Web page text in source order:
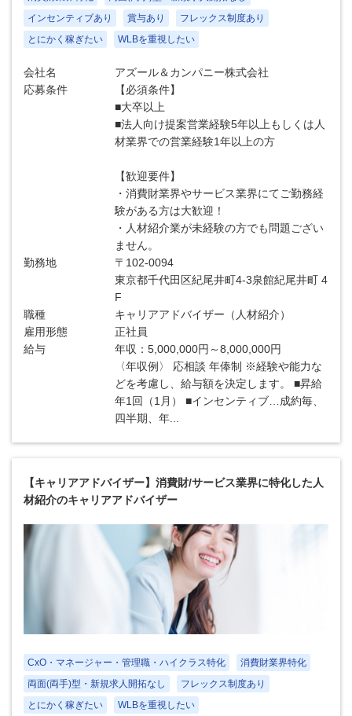
インセンティブあり
賞与あり
フレックス制度あり
とにかく稼ぎたい
WLBを重視したい
会社名
アズール＆カンパニー株式会社
応募条件
【必須条件】
■大卒以上
■法人向け提案営業経験5年以上もしくは人
材業界での営業経験1年以上の方
【歓迎要件】
・消費財業界やサービス業界にてご勤務経
験がある方は大歓迎！
・人材紹介業が未経験の方でも問題ござい
ません。
勤務地
〒102-0094
東京都千代田区紀尾井町4-3泉館紀尾井町 4
F
職種
キャリアアドバイザー（人材紹介）
雇用形態
正社員
給与
年収：5,000,000円～8,000,000円
〈年収例〉 応相談 年俸制 ※経験や能力な
どを考慮し、給与額を決定します。 ■昇給
年1回（1月） ■インセンティブ…成約毎、
四半期、年...
【キャリアアドバイザー】消費財/サービス業界に特化した人
材紹介のキャリアアドバイザー
CxO・マネージャー・管理職・ハイクラス特化
消費財業界特化
両面(両手)型・新規求人開拓なし
フレックス制度あり
とにかく稼ぎたい
WLBを重視したい